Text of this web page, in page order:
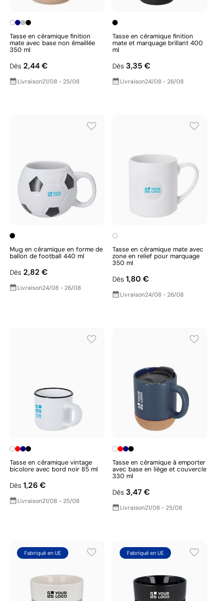
Tasse en céramique finition
mate avec base non émaillée
350 ml
Dès 2,44 €
Livraison21/08 - 25/08
Tasse en céramique finition
mate et marquage brillant 400
ml
Dès 3,35 €
Livraison24/08 - 26/08
Mug en céramique en forme de
ballon de football 440 ml
Dès 2,82 €
Livraison24/08 - 26/08
Tasse en céramique mate avec
zone en relief pour marquage
350 ml
Dès 1,80 €
Livraison24/08 - 26/08
Tasse en céramique vintage
bicolore avec bord noir 85 ml
Dès 1,26 €
Livraison21/08 - 25/08
Tasse en céramique à emporter
avec base en liège et couvercle
330 ml
Dès 3,47 €
Livraison21/08 - 25/08
Fabriqué en UE Fabriqué en UE